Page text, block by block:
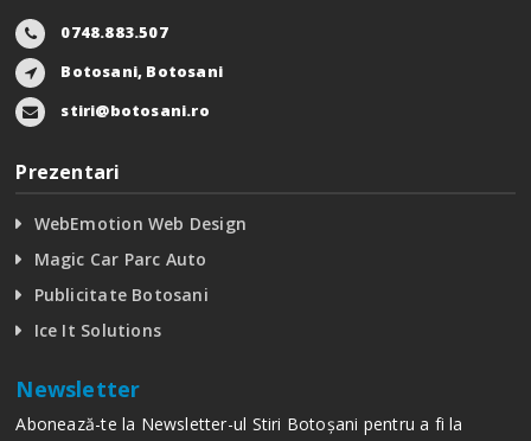
0748.883.507
Botosani, Botosani
stiri@botosani.ro
Prezentari
WebEmotion Web Design
Magic Car Parc Auto
Publicitate Botosani
Ice It Solutions
Newsletter
Abonează-te la Newsletter-ul Stiri Botoșani pentru a fi la